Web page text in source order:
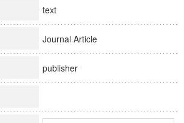
text
Journal Article
publisher